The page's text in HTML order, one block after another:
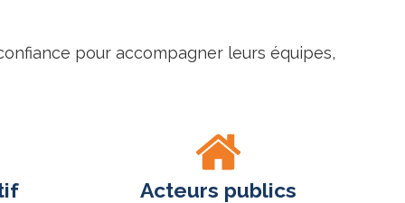
pour accompagner leurs équipes,
Acteurs publics